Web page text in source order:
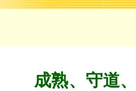
成熟、守道